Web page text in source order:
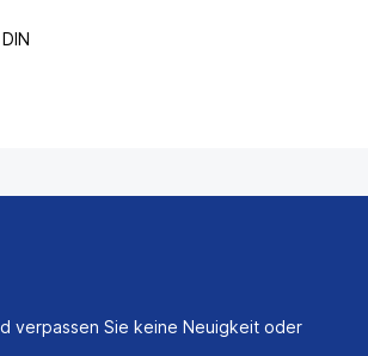
verpassen Sie keine Neuigkeit oder